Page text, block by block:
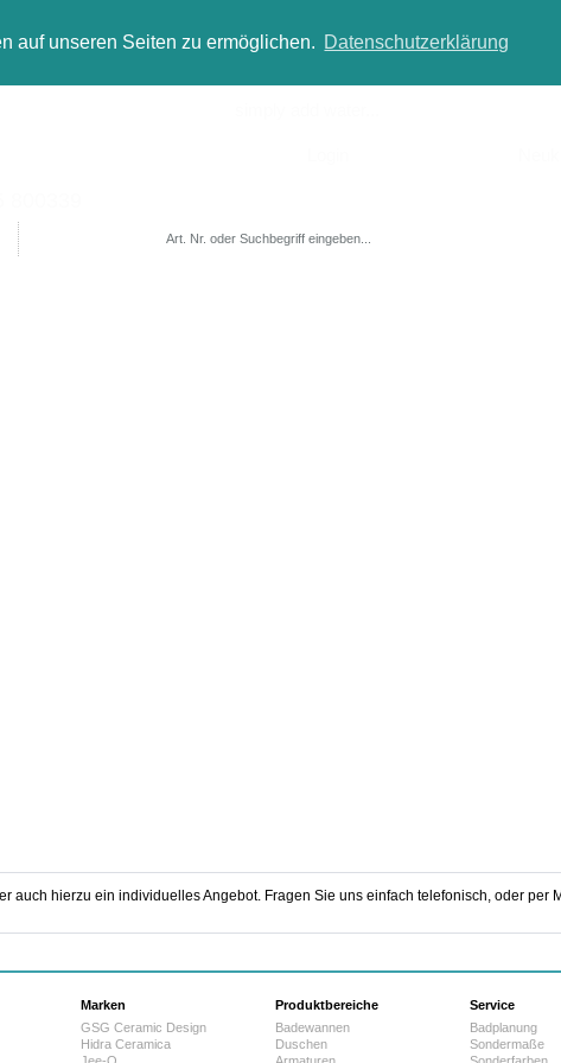
auf unseren Seiten zu ermöglichen. Datenschutzerklärung
auch hierzu ein individuelles Angebot. Fragen Sie uns einfach telefonisch, oder per
Marken
GSG Ceramic Design
Hidra Ceramica
Jee-O
Produktbereiche
Badewannen
Duschen
Armaturen
Service
Badplanung
Sondermaße
Sonderfarben